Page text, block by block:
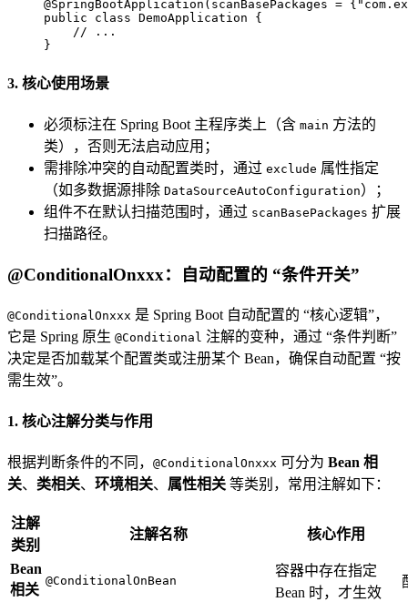
@SpringBootApplication(scanBasePackages =
public
class DemoApplication {
// ...
}
3. 核心使用场景
必须标注在 Spring Boot 主程序类上（含 main 方法的
类），否则无法启动应用；
需排除冲突的自动配置类时，通过 exclude 属性指定
（如多数据源排除 DataSourceAutoConfiguration）；
组件不在默认扫描范围时，通过 scanBasePackages 扩展
扫描路径。
@ConditionalOnxxx：自动配置的 “条件开关”
@ConditionalOnxxx 是 Spring Boot 自动配置的 “核心逻辑”，
它是 Spring 原生 @Conditional 注解的变种，通过 “条件判断”
决定是否加载某个配置类或注册某个 Bean，确保自动配置 “按
需生效”。
1. 核心注解分类与作用
根据判断条件的不同， @ConditionalOnxxx 可分为 Bean 相
关、 类相关、 环境相关、 属性相关 等类别，常用注解如下：
注解
类别
注解名称 核心作用
Bean
相关
@ConditionalOnBean
容器中存在指定
Bean 时，才生效